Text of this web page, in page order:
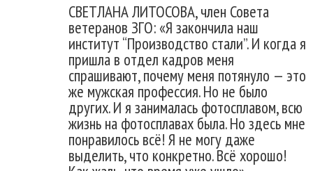
СВЕТЛАНА ЛИТОСОВА, член Совета
ветеранов ЗГО: «Я закончила наш
институт “Производство стали”. И когда я
пришла в отдел кадров меня
спрашивают, почему меня потянуло — это
же мужская профессия. Но не было
других. И я занималась фотосплавом, всю
жизнь на фотосплавах была. Но здесь мне
понравилось всё! Я не могу даже
выделить, что конкретно. Всё хорошо!